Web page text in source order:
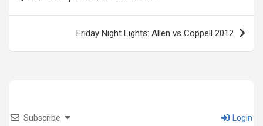
Friday Night Lights: Allen vs Coppell 2012
Subscribe Login